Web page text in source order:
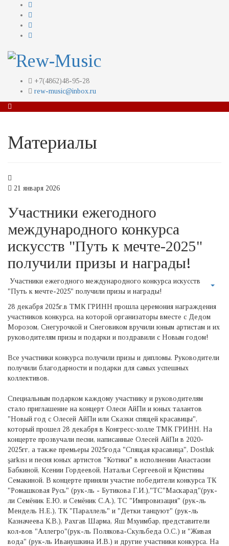
+7(4862)48-95-28
rew-music@inbox.ru
Материалы
21 января 2026
Участники ежегодного
международного конкурса
искусств "Путь к мечте-2025"
получили призы и награды!
Участники ежегодного международного конкурса искусств
"Путь к мечте-2025" получили призы и награды!
28 декабря 2025г.в ТМК ГРИНН прошла церемония награждения
участников конкурса, на которой организаторы вместе с Дедом
Морозом, Снегурочкой и Снеговиком вручили юным артистам и их
руководителям призы и подарки и поздравили с Новым годом!
Все участники конкурса получили призы и дипломы. Руководители
получили благодарности и подарки для самых успешных
коллективов.
Специальным подарком каждому участнику и руководителям
стало приглашение на концерт Олеси АйПи и юных талантов
"Новый год с Олесей АйПи или Сказки спящей красавицы",
который прошел 28 декабря в Конгресс-холле ТМК ГРИНН. На
концерте прозвучали песни, написанные Олесей АйПи в 2020-
2025гг, а также премьеры 2025года "Спящая красавица", Dostluk
şarkısı и песня юных артистов "Котики" в исполнении Анастасии
Бабкиной, Ксении Гордеевой, Натальи Сергеевой и Кристины
Семакиной. В концерте приняли участие победители конкурса ТК
"Ромашковая Русь" (рук-ль - Бутикова Г.И.),"ТС"Маскарад"(рук-
ли Семёник Е.Ю. и Семёник С.А.), ТС "Импровизация" (рук-ль
Мендель Н.Е.), ТК "Параллель" и "Детки танцуют" (рук-ль
Казначеева К.В.), Рахгав Шарма, Яш Мхуимбар, представители
кол-вов "Аллегро"(рук-ль Полякова-Скульбеда О.С.) и "Живая
вода" (рук-ль Иванушкина И.В.) и другие участники конкурса. На